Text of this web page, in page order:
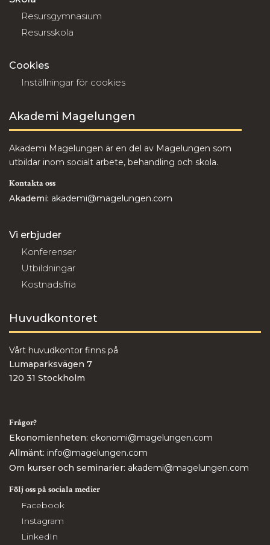
Resursgymnasium
Resursskola
Cookies
Inställningar för cookies
Akademi Magelungen
Akademi Magelungen är en del av Magelungen som
utbildar inom socialt arbete, behandling och skola.
Kontakta oss
Akademi: akademi@magelungen.com
Vi erbjuder
Konferenser
Utbildningar
Kostnadsfria
Huvudkontoret
Vårt huvudkontor finns på
Lumaparksvägen 7
120 31 Stockholm
Frågor?
Ekonomienheten: ekonomi@magelungen.com
Allmänt: info@magelungen.com
Om kurser och seminarier: akademi@magelungen.com
Följ oss på sociala medier
Facebook
Instagram
LinkedIn